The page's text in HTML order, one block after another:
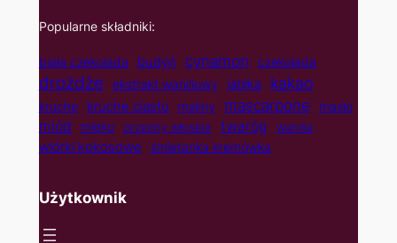
Popularne składniki:
biała czekolada budyń cynamon czekolada
drożdże ekstrakt waniliowy jabłka kakao
kruche kruche ciasto maliny mascarpone masło
miód mleko orzechy włoskie twaróg wanilia
wiórki kokosowe śmietanka kremówka
Użytkownik